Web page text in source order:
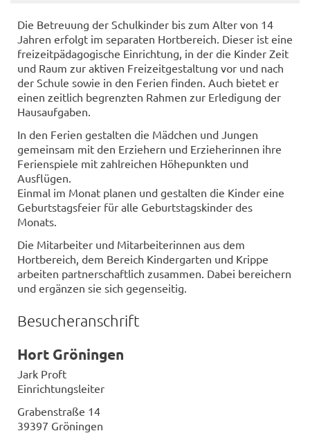
Die Betreuung der Schulkinder bis zum Alter von 14
Jahren erfolgt im separaten Hortbereich. Dieser ist eine
freizeitpädagogische Einrichtung, in der die Kinder Zeit
und Raum zur aktiven Freizeitgestaltung vor und nach
der Schule sowie in den Ferien finden. Auch bietet er
einen zeitlich begrenzten Rahmen zur Erledigung der
Hausaufgaben.
In den Ferien gestalten die Mädchen und Jungen
gemeinsam mit den Erziehern und Erzieherinnen ihre
Ferienspiele mit zahlreichen Höhepunkten und
Ausflügen.
Einmal im Monat planen und gestalten die Kinder eine
Geburtstagsfeier für alle Geburtstagskinder des
Monats.
Die Mitarbeiter und Mitarbeiterinnen aus dem
Hortbereich, dem Bereich Kindergarten und Krippe
arbeiten partnerschaftlich zusammen. Dabei bereichern
und ergänzen sie sich gegenseitig.
Besucheranschrift
Hort Gröningen
Jark Proft
Einrichtungsleiter
Grabenstraße 14
39397 Gröningen